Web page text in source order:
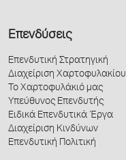
Επενδύσεις
Επενδυτική Στρατηγική
Διαχείριση Χαρτοφυλακίου
Το Χαρτοφυλάκιό μας
Υπεύθυνος Επενδυτής
Ειδικά Επενδυτικά Έργα
Διαχείριση Κινδύνων
Επενδυτική Πολιτική